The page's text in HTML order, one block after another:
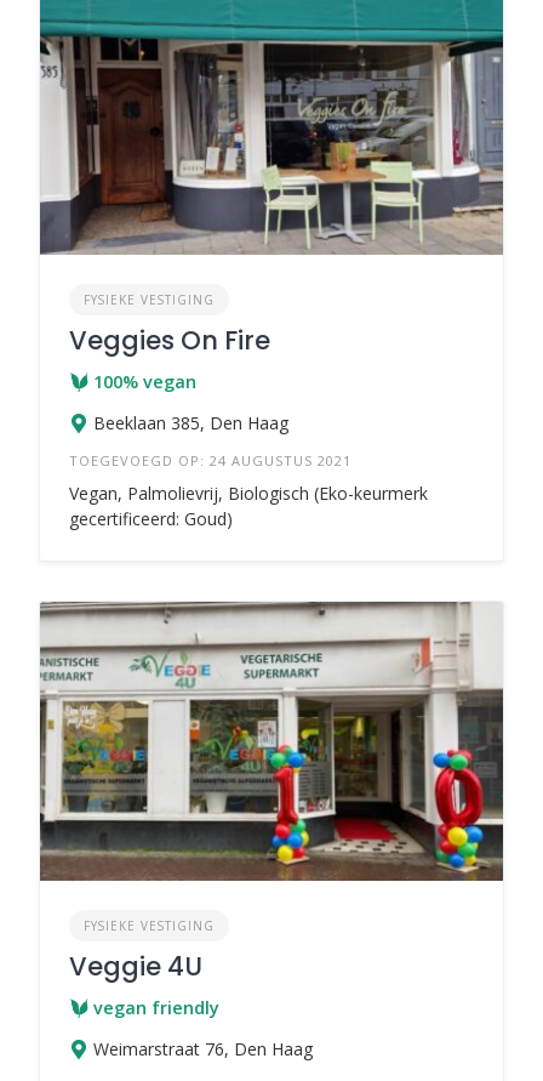
FYSIEKE VESTIGING
Veggies On Fire
100% vegan
Beeklaan 385, Den Haag
TOEGEVOEGD OP: 24 AUGUSTUS 2021
Vegan, Palmolievrij, Biologisch (Eko-keurmerk
gecertificeerd: Goud)
FYSIEKE VESTIGING
Veggie 4U
vegan friendly
Weimarstraat 76, Den Haag